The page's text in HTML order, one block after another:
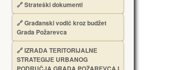
🔗Strateški dokumenti
🔗Građanski vodič kroz budžet
Grada Požarevca
🔗IZRADA TЕRITORIJALNЕ
STRATЕGIJЕ URBANOG